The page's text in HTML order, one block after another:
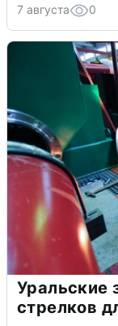
7 августа 0
Уральские
стрелков